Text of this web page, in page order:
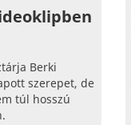
Berki
szerepet, de
túl hosszú